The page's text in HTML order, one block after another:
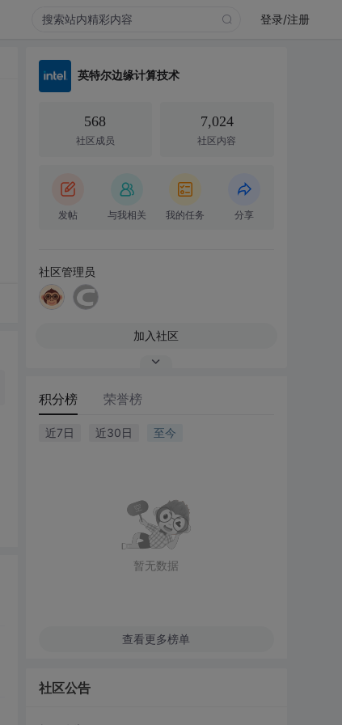
登录/注册
英特尔边缘计算技术
568
社区成员
7,024
社区内容
发帖 与我相关 我的任务 分享
社区管理员
加入社区
积分榜 荣誉榜
近7日 近30日 至今
暂无数据
查看更多榜单
社区公告